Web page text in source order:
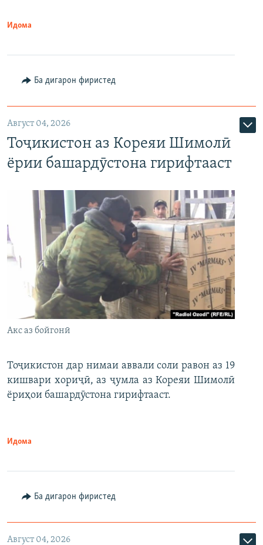
Идома
Ба дигарон фиристед
Август 04, 2026
Тоҷикистон аз Кореяи Шимолӣ
ёрии башардӯстона гирифтааст
Акс аз бойгонӣ
Тоҷикистон дар нимаи аввали соли равон аз 19
кишвари хориҷӣ, аз ҷумла аз Кореяи Шимолӣ
ёриҳои башардӯстона гирифтааст.
Идома
Ба дигарон фиристед
Август 04, 2026